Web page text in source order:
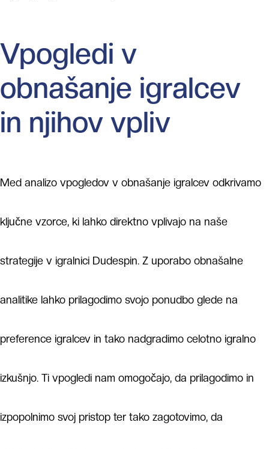
Vpogledi v
obnašanje igralcev
in njihov vpliv
Med analizo vpogledov v obnašanje igralcev odkrivamo
ključne vzorce, ki lahko direktno vplivajo na naše
strategije v igralnici Dudespin. Z uporabo obnašalne
analitike lahko prilagodimo svojo ponudbo glede na
preference igralcev in tako nadgradimo celotno igralno
izkušnjo. Ti vpogledi nam omogočajo, da prilagodimo in
izpopolnimo svoj pristop ter tako zagotovimo, da